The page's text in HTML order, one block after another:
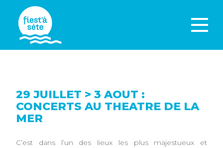
29 JUILLET > 3 AOUT :
CONCERTS AU THEATRE DE LA
MER
C’est dans l’un des lieux les plus majestueux et